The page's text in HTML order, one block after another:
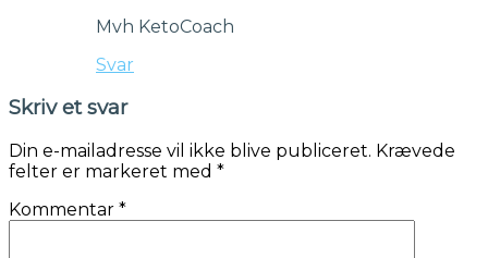
Mvh KetoCoach
Svar
Skriv et svar
Din e-mailadresse vil ikke blive publiceret. Krævede
felter er markeret med *
Kommentar *